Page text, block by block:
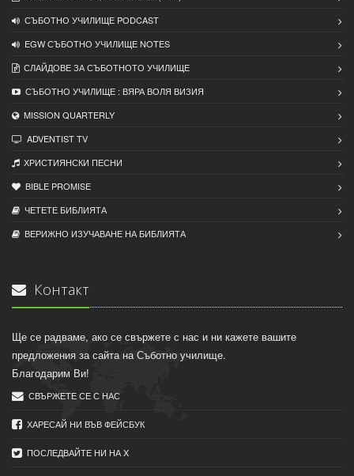
СЪБОТНО УЧИЛИЩЕ PODCAST
EGW СЪБОТНО УЧИЛИЩЕ NOTES
СЛАЙДОВЕ ЗА СЪБОТНОТО УЧИЛИЩЕ
СЪБОТНО УЧИЛИЩЕ : ВЯРА ВОЛЯ ВИЗИЯ
MISSION QUARTERLY
ADVENTIST TV
ХРИСТИЯНСКИ ПЕСНИ
BIBLE PROMISE
ЧЕТЕТЕ БИБЛИЯТА
ВЕРИЖНО ИЗУЧАВАНЕ НА БИБЛИЯТА
Контакт
Ще се радваме, ако се свържете с нас и ни кажете вашите
предложения за сайта на Съботно училище.
Благодарим Ви!
СВЪРЖЕТЕ СЕ С НАС
ХАРЕСАЙ НИ ВЪВ ФЕЙСБУК
ПОСЛЕДВАЙТЕ НИ НА X